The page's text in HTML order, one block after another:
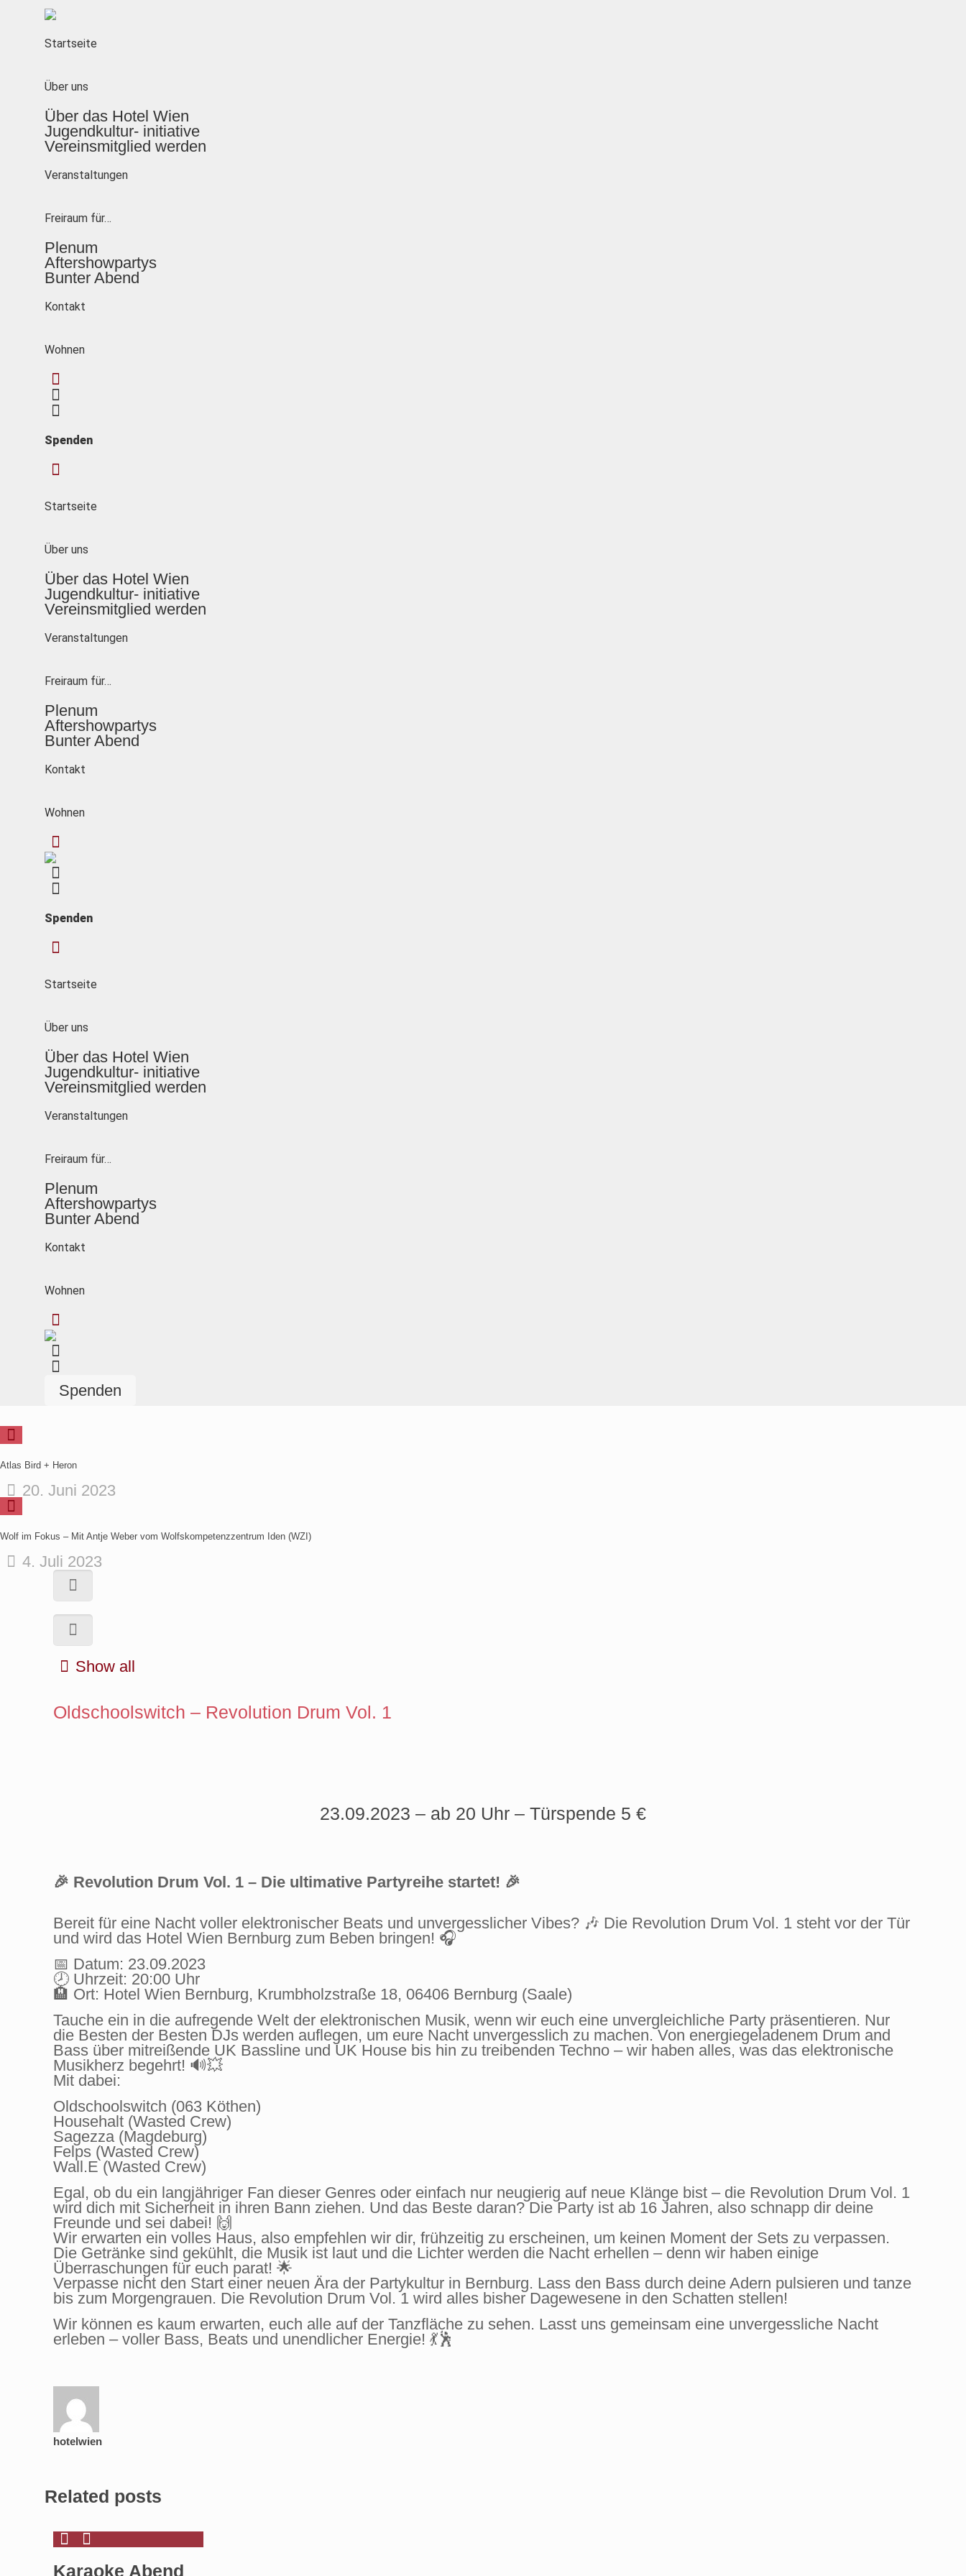
Startseite
Über uns
Über das Hotel Wien
Jugendkultur- initiative
Vereinsmitglied werden
Veranstaltungen
Freiraum für…
Plenum
Aftershowpartys
Bunter Abend
Kontakt
Wohnen
Spenden
Startseite
Über uns
Über das Hotel Wien
Jugendkultur- initiative
Vereinsmitglied werden
Veranstaltungen
Freiraum für…
Plenum
Aftershowpartys
Bunter Abend
Kontakt
Wohnen
Spenden
Startseite
Über uns
Über das Hotel Wien
Jugendkultur- initiative
Vereinsmitglied werden
Veranstaltungen
Freiraum für…
Plenum
Aftershowpartys
Bunter Abend
Kontakt
Wohnen
Spenden
Atlas Bird + Heron
20. Juni 2023
Wolf im Fokus – Mit Antje Weber vom Wolfskompetenzzentrum Iden (WZI)
4. Juli 2023
Show all
Oldschoolswitch – Revolution Drum Vol. 1
23.09.2023 – ab 20 Uhr – Türspende 5 €
🎉 Revolution Drum Vol. 1 – Die ultimative Partyreihe startet! 🎉
Bereit für eine Nacht voller elektronischer Beats und unvergesslicher Vibes? 🎶 Die Revolution Drum Vol. 1 steht vor der Tür
und wird das Hotel Wien Bernburg zum Beben bringen! 🎧
📅 Datum: 23.09.2023
🕗 Uhrzeit: 20:00 Uhr
🏨 Ort: Hotel Wien Bernburg, Krumbholzstraße 18, 06406 Bernburg (Saale)
Tauche ein in die aufregende Welt der elektronischen Musik, wenn wir euch eine unvergleichliche Party präsentieren. Nur
die Besten der Besten DJs werden auflegen, um eure Nacht unvergesslich zu machen. Von energiegeladenem Drum and
Bass über mitreißende UK Bassline und UK House bis hin zu treibenden Techno – wir haben alles, was das elektronische
Musikherz begehrt! 🔊💥
Mit dabei:
Oldschoolswitch (063 Köthen)
Househalt (Wasted Crew)
Sagezza (Magdeburg)
Felps (Wasted Crew)
Wall.E (Wasted Crew)
Egal, ob du ein langjähriger Fan dieser Genres oder einfach nur neugierig auf neue Klänge bist – die Revolution Drum Vol. 1
wird dich mit Sicherheit in ihren Bann ziehen. Und das Beste daran? Die Party ist ab 16 Jahren, also schnapp dir deine
Freunde und sei dabei! 🙌
Wir erwarten ein volles Haus, also empfehlen wir dir, frühzeitig zu erscheinen, um keinen Moment der Sets zu verpassen.
Die Getränke sind gekühlt, die Musik ist laut und die Lichter werden die Nacht erhellen – denn wir haben einige
Überraschungen für euch parat! 🌟
Verpasse nicht den Start einer neuen Ära der Partykultur in Bernburg. Lass den Bass durch deine Adern pulsieren und tanze
bis zum Morgengrauen. Die Revolution Drum Vol. 1 wird alles bisher Dagewesene in den Schatten stellen!
Wir können es kaum erwarten, euch alle auf der Tanzfläche zu sehen. Lasst uns gemeinsam eine unvergessliche Nacht
erleben – voller Bass, Beats und unendlicher Energie! 💃🕺
hotelwien
Related posts
Karaoke Abend